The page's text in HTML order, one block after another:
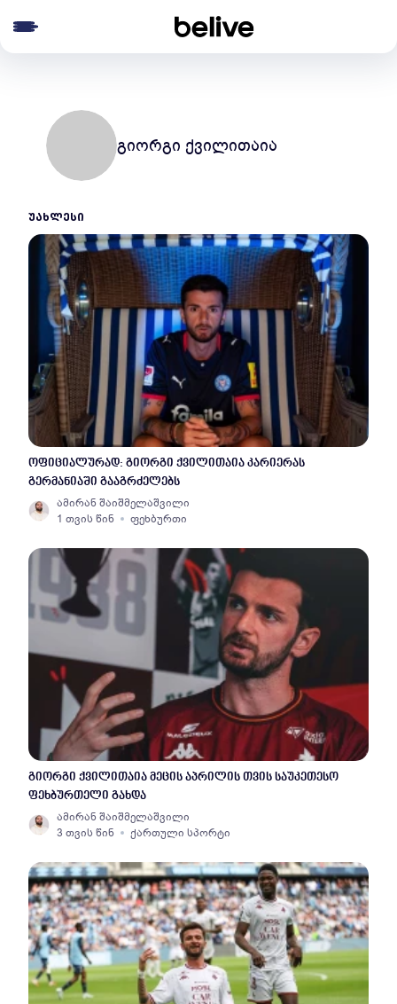
გიორგი ქვილითაია
ᲣᲐᲮᲚᲔᲡᲘ
ოფიციალურად: გიორგი ქვილითაია კარიერას
გერმანიაში გააგრძელებს
ამირან შაიშმელაშვილი
1 თვის წინ
ფეხბურთი
გიორგი ქვილითაია მეცის აპრილის თვის საუკეთესო
ფეხბურთელი გახდა
ამირან შაიშმელაშვილი
3 თვის წინ
ქართული სპორტი